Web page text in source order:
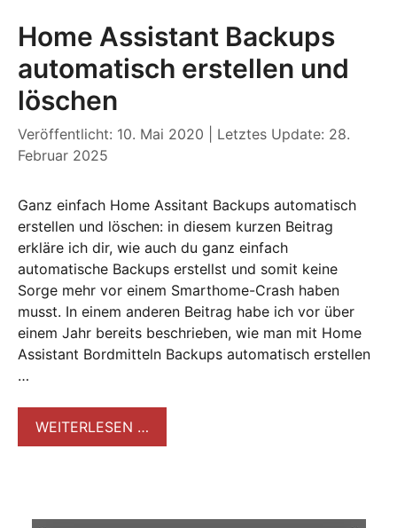
Home Assistant Backups
automatisch erstellen und
löschen
Veröffentlicht: 10. Mai 2020
Letztes Update: 28.
Februar 2025
Ganz einfach Home Assitant Backups automatisch
erstellen und löschen: in diesem kurzen Beitrag
erkläre ich dir, wie auch du ganz einfach
automatische Backups erstellst und somit keine
Sorge mehr vor einem Smarthome-Crash haben
musst. In einem anderen Beitrag habe ich vor über
einem Jahr bereits beschrieben, wie man mit Home
Assistant Bordmitteln Backups automatisch erstellen
…
WEITERLESEN …